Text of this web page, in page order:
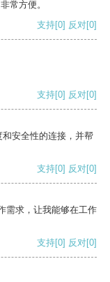
常方便。
支持[0] 反对[0]
支持[0] 反对[0]
安全性的连接，并帮
支持[0] 反对[0]
需求，让我能够在工作
支持[0] 反对[0]